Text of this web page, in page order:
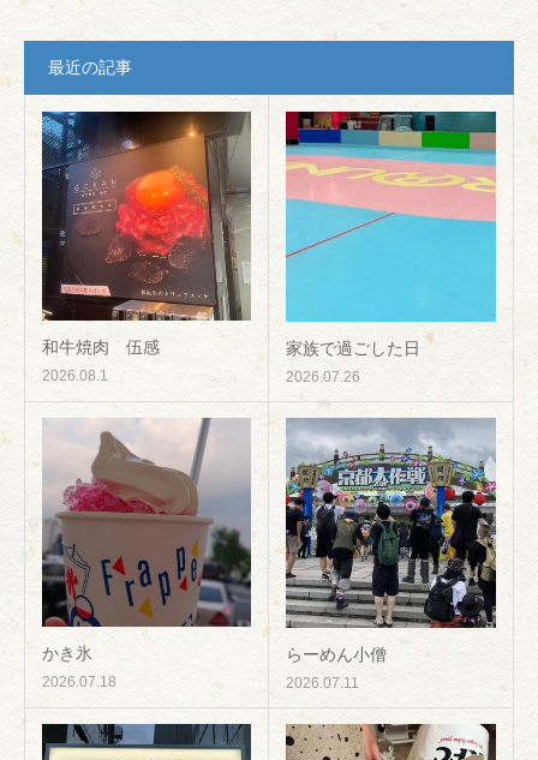
最近の記事
和牛焼肉 伍感
2026.08.1
家族で過ごした日
2026.07.26
かき氷
2026.07.18
らーめん小僧
2026.07.11